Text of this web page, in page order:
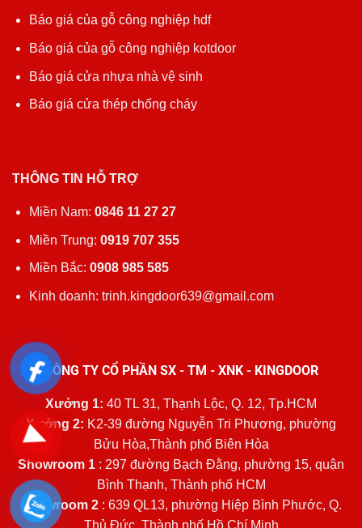
Báo giá của gỗ công nghiệp hdf
Báo giá của gỗ công nghiệp kotdoor
Báo giá cửa nhựa nhà vệ sinh
Báo giá cửa thép chống cháy
THÔNG TIN HỖ TRỢ
Miền Nam: 0846 11 27 27
Miền Trung: 0919 707 355
Miền Bắc: 0908 985 585
Kinh doanh: trinh.kingdoor639@gmail.com
CÔNG TY CỔ PHẦN SX - TM - XNK - KINGDOOR
Xưởng 1: 40 TL 31, Thạnh Lộc, Q. 12, Tp.HCM
Xưởng 2: K2-39 đường Nguyễn Tri Phương, phường
Bửu Hòa,Thành phố Biên Hòa
Showroom 1 : 297 đường Bạch Đằng, phường 15, quận
Bình Thạnh, Thành phố HCM
Showroom 2: 639 QL13, phường Hiệp Bình Phước, Q.
Thủ Đức, Thành phố Hồ Chí Minh